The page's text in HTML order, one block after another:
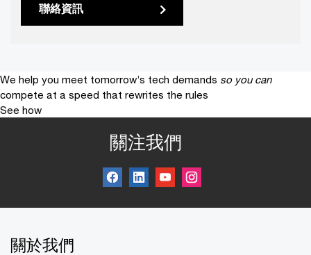
聯絡資訊
We help you meet tomorrow’s tech demands so you can
compete at a speed that rewrites the rules
See how
關注我們
關於我們